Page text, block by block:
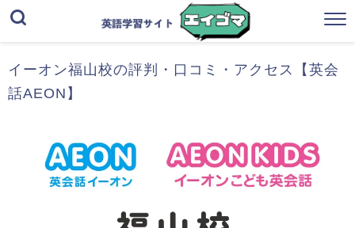
イーオン福山校の評判・口コミ・アクセス【英会
話AEON】